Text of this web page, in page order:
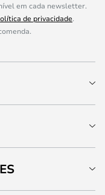
em cada newsletter.
de privacidade.